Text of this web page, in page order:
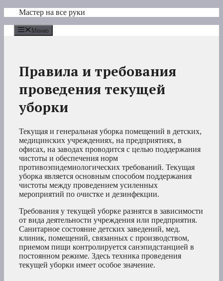
Перейти
содержимому
Мастер на все руки
Меню
Правила и требования
проведения текущей
уборки
Текущая и генеральная уборка помещений в детских,
медицинских учреждениях, на предприятиях, в
офисах, на заводах проводится с целью поддержания
чистоты и обеспечения норм
противоэпидемиологических требований. Текущая
уборка является основным способом поддержания
чистоты между проведением усиленных
мероприятий по очистке и дезинфекции.
Требования у текущей уборке разнятся в зависимости
от вида деятельности учреждения или предприятия.
Санитарное состояние детских заведений, мед.
клиник, помещений, связанных с производством,
приемом пищи контролируется санэпидстанцией в
постоянном режиме. Здесь техника проведения
текущей уборки имеет особое значение.